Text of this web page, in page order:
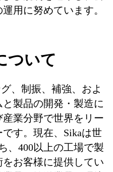
用に努めています。
ついて
、制振、補強、およ
製品の開発・製造に
業分野で世界をリー
す。現在、Sikaは世
、400以上の工場で製
お客様に提供してい